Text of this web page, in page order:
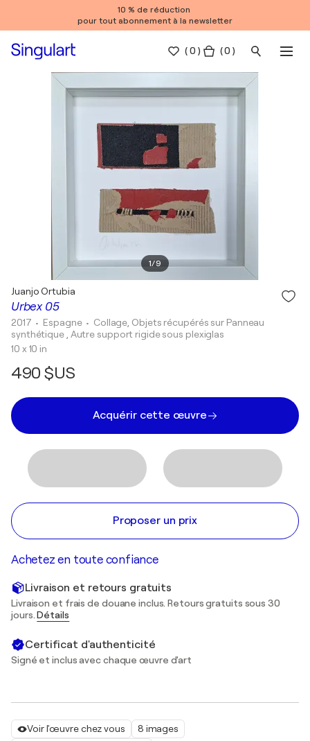
10 % de réduction
pour tout abonnement à la newsletter
(0 ) ( 0 )
1/9
Voir l'œuvre chez vous
8 images
Urbex 05
Juanjo Ortubia
2017 • Espagne • Collage, Objets récupérés sur Panneau
synthétique , Autre support rigide sous plexiglas
10 x 10 in
490 $US
Acquérir cette œuvre
Proposer un prix
Achetez en toute confiance
Livraison et retours gratuits
Livraison et frais de douane inclus. Retours gratuits sous 30
jours.Détails
Certificat d'authenticité
Signé et inclus avec chaque œuvre d'art